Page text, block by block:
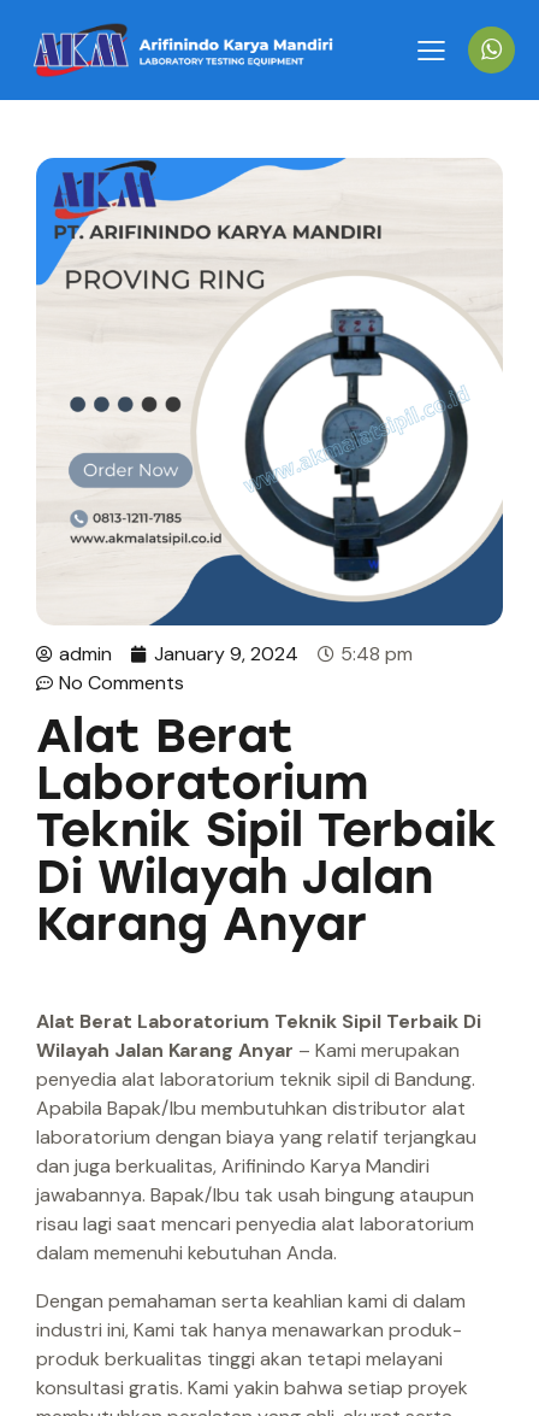
admin January 9, 2024
5:48 pm
No Comments
Alat Berat
Laboratorium
Teknik Sipil Terbaik
Di Wilayah Jalan
Karang Anyar
Alat Berat Laboratorium Teknik Sipil Terbaik Di
Wilayah Jalan Karang Anyar – Kami merupakan
penyedia alat laboratorium teknik sipil di Bandung.
Apabila Bapak/Ibu membutuhkan distributor alat
laboratorium dengan biaya yang relatif terjangkau
dan juga berkualitas, Arifinindo Karya Mandiri
jawabannya. Bapak/Ibu tak usah bingung ataupun
risau lagi saat mencari penyedia alat laboratorium
dalam memenuhi kebutuhan Anda.
Dengan pemahaman serta keahlian kami di dalam
industri ini, Kami tak hanya menawarkan produk-
produk berkualitas tinggi akan tetapi melayani
konsultasi gratis. Kami yakin bahwa setiap proyek